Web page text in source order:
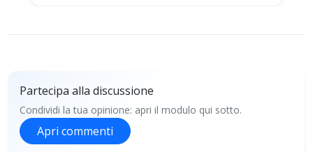
Partecipa alla discussione
Condividi la tua opinione: apri il modulo qui sotto.
Apri commenti